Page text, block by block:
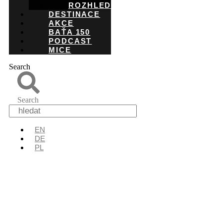
ROZHLEDNY
DESTINACE
AKCE
BAŤA 150
PODCAST
MICE
Search
Search
EN
DE
PL